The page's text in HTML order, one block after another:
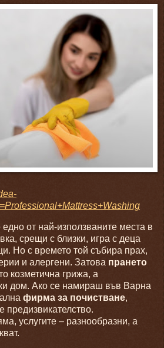
от най-използваните места в
срещи с близки, игра с деца
Но с времето той събира прах,
и алергени. Затова прането
козметична грижа, а
дом. Ако се намираш във Варна
фирма за почистване,
предизвикателство.
услугите – разнообразни, а